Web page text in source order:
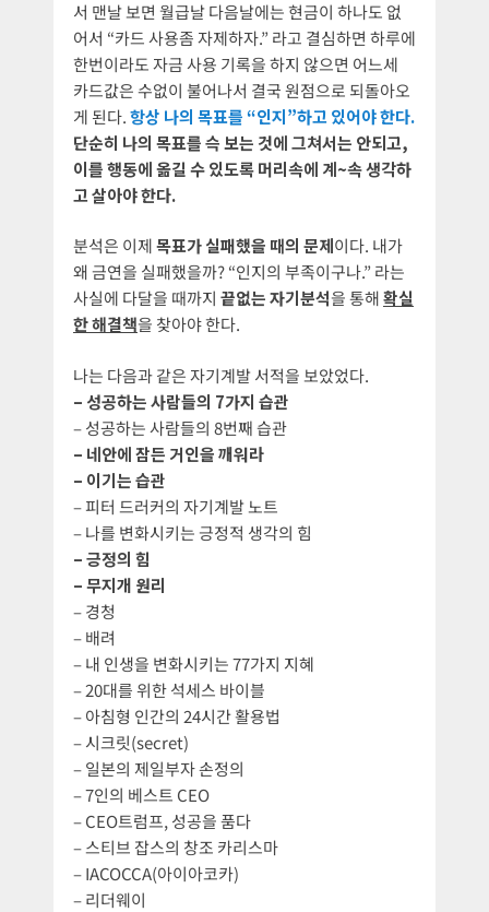
서 맨날 보면 월급날 다음날에는 현금이 하나도 없
어서 “카드 사용좀 자제하자.” 라고 결심하면 하루에
한번이라도 자금 사용 기록을 하지 않으면 어느세
카드값은 수없이 불어나서 결국 원점으로 되돌아오
게 된다.항상 나의 목표를 “인지”하고 있어야 한다.
단순히 나의 목표를 슥 보는 것에 그쳐서는 안되고,
이를 행동에 옮길 수 있도록 머리속에 계~속 생각하
고 살아야 한다.
분석은 이제목표가 실패했을 때의 문제이다. 내가
왜 금연을 실패했을까? “인지의 부족이구나.” 라는
사실에 다달을 때까지 끝없는 자기분석을 통해확실
한 해결책을 찾아야 한다.
나는 다음과 같은 자기계발 서적을 보았었다.
– 성공하는 사람들의 7가지 습관
– 성공하는 사람들의 8번째 습관
– 네안에 잠든 거인을 깨워라
– 이기는 습관
– 피터 드러커의 자기계발 노트
– 나를 변화시키는 긍정적 생각의 힘
– 긍정의 힘
– 무지개 원리
– 경청
– 배려
– 내 인생을 변화시키는 77가지 지혜
– 20대를 위한 석세스 바이블
– 아침형 인간의 24시간 활용법
– 시크릿(secret)
– 일본의 제일부자 손정의
– 7인의 베스트 CEO
– CEO트럼프, 성공을 품다
– 스티브 잡스의 창조 카리스마
– IACOCCA(아이아코카)
– 리더웨이